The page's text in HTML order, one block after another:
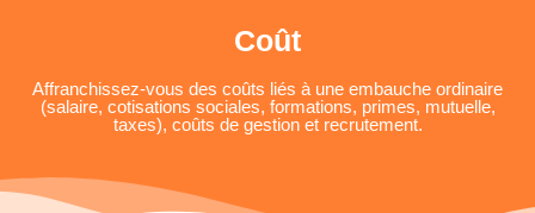
Coût
Affranchissez-vous des coûts liés à une embauche ordinaire
(salaire, cotisations sociales, formations, primes, mutuelle,
taxes), coûts de gestion et recrutement.